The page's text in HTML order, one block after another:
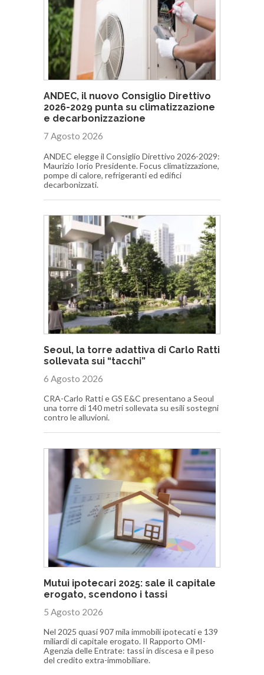
ANDEC, il nuovo Consiglio Direttivo
2026-2029 punta su climatizzazione
e decarbonizzazione
7 Agosto 2026
ANDEC elegge il Consiglio Direttivo 2026-2029:
Maurizio Iorio Presidente. Focus climatizzazione,
pompe di calore, refrigeranti ed edifici
decarbonizzati.
Seoul, la torre adattiva di Carlo Ratti
sollevata sui “tacchi”
6 Agosto 2026
CRA-Carlo Ratti e GS E&C presentano a Seoul
una torre di 140 metri sollevata su esili sostegni
contro le alluvioni.
Mutui ipotecari 2025: sale il capitale
erogato, scendono i tassi
5 Agosto 2026
Nel 2025 quasi 907 mila immobili ipotecati e 139
miliardi di capitale erogato. Il Rapporto OMI-
Agenzia delle Entrate: tassi in discesa e il peso
del credito extra-immobiliare.